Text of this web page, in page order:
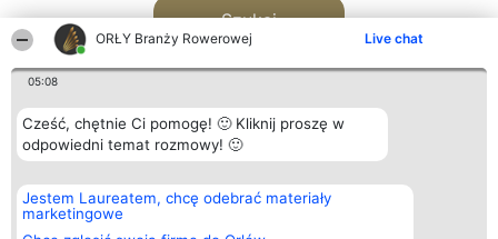
ORŁY Branży Rowerowej Live chat
05:08
Cześć, chętnie Ci pomogę! 🙂 Kliknij proszę w
odpowiedni temat rozmowy! 🙂
Jestem Laureatem, chcę odebrać materiały
marketingowe
Szukaj
Organizator plebiscytu
Bright Side Solutions sp. z o.
o. sp. k.
ul. Ruska 22
Plebiscyt
Laureaci
wszystkich
Kontakt
Kontakt